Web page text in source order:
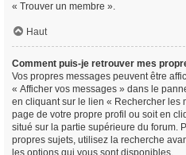
« Trouver un membre ».
Haut
Comment puis-je retrouver mes
Vos propres messages peuvent être
« Afficher vos messages » dans le
en cliquant sur le lien « Rechercher les
page de votre propre profil ou soit en
situé sur la partie supérieure du forum.
propres sujets, utilisez la recherche
les options qui vous sont disponibles.